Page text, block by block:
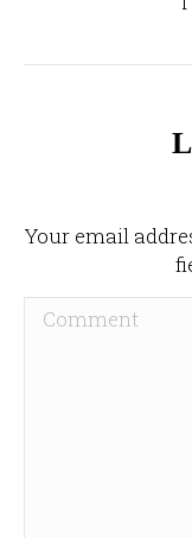
Your email
Comment